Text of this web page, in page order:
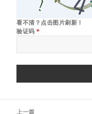
看不清？点击图片刷新！
验证码*
上一篇